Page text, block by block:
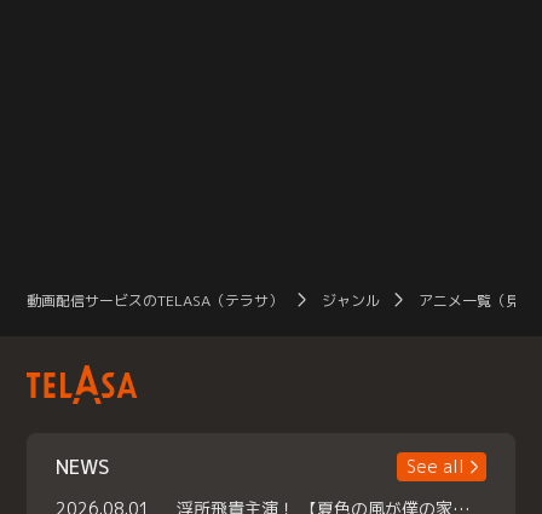
動画配信サービスのTELASA（テラサ） ジャンル アニメ一覧（見放
NEWS
See all
2026.08.01
浮所飛貴主演！ 【夏色の風が僕の家にやってきた】 本日よりテラサで独占配信スタート！